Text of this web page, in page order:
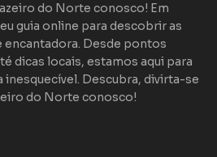
do Norte conosco! Em
guia online para descobrir as
encantadora. Desde pontos
dicas locais, estamos aqui para
inesquecível. Descubra, divirta-se
do Norte conosco!